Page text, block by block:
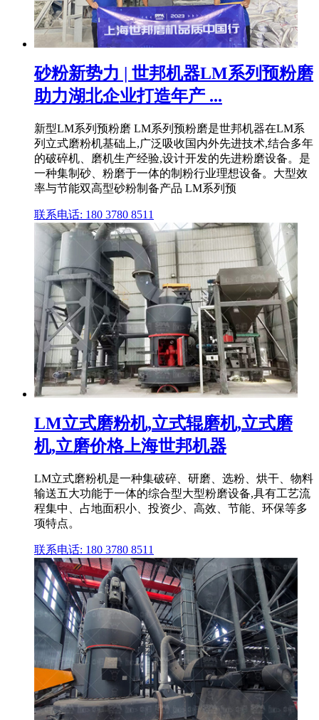
砂粉新势力 | 世邦机器LM系列预粉磨
助力湖北企业打造年产 ...
新型LM系列预粉磨 LM系列预粉磨是世邦机器在LM系
列立式磨粉机基础上,广泛吸收国内外先进技术,结合多年
的破碎机、磨机生产经验,设计开发的先进粉磨设备。是
一种集制砂、粉磨于一体的制粉行业理想设备。大型效
率与节能双高型砂粉制备产品 LM系列预
联系电话: 180 3780 8511
LM立式磨粉机,立式辊磨机,立式磨
机,立磨价格上海世邦机器
LM立式磨粉机是一种集破碎、研磨、选粉、烘干、物料
输送五大功能于一体的综合型大型粉磨设备,具有工艺流
程集中、占地面积小、投资少、高效、节能、环保等多
项特点。
联系电话: 180 3780 8511